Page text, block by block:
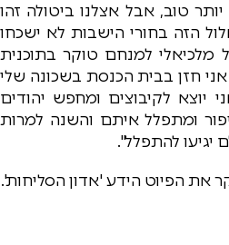
טוב, אבל אצלנו ביטולה זהו
הזה בחורי הישבות לא ישכחו
מלכיאלי למנחם טוקר בתוכנית
חזן בבית הכנסת בשכונה שלי
יוצא לקיבוצים ומחפש יהודים
ומתפלל איתם והשנה למרות
יגיעו להתפלל".
את הפיוט הידע 'אדון הסליחות'.